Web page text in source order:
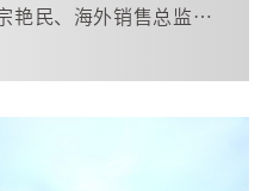
艳民、海外销售总监李宛